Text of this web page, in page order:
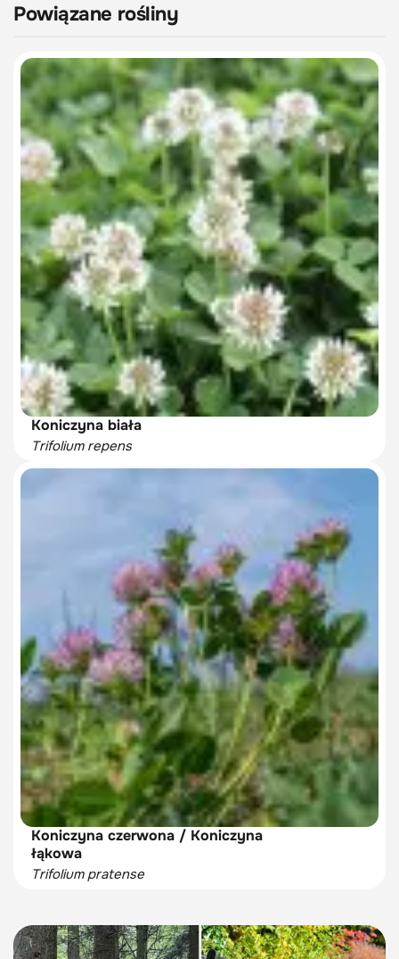
Powiązane rośliny
Koniczyna biała
Trifolium repens
Koniczyna czerwona / Koniczyna
łąkowa
Trifolium pratense